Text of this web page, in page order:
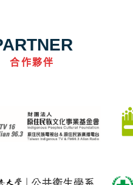
合作夥伴